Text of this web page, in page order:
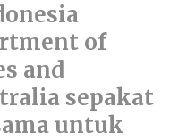
of
and
sepakat
untuk